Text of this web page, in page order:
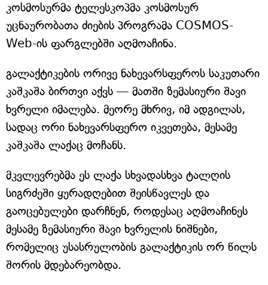
კოსმოსურმა ტელესკოპმა კოსმოსურ
უცნაურობათა ძიების პროგრამა COSMOS-
Web-ის ფარგლებში აღმოაჩინა.
გალაქტიკების ორივე ნახევარსფეროს საკუთარი
კაშკაშა ბირთვი აქვს — მათში ზემასიური შავი
ხვრელი იმალება. მეორე მხრივ, იმ ადგილას,
სადაც ორი ნახევარსფერო იკვეთება, მესამე
კაშკაშა ლაქაც მოჩანს.
მკვლევრებმა ეს ლაქა სხვადასხვა ტალღის
სიგრძეში ყურადღებით შეისწავლეს და
გაოცებულები დარჩნენ, როდესაც აღმოაჩინეს
მესამე ზემასიური შავი ხვრელის ნიშნები,
რომელიც უსასრულობის გალაქტიკის ორ წილს
შორის მდებარეობდა.